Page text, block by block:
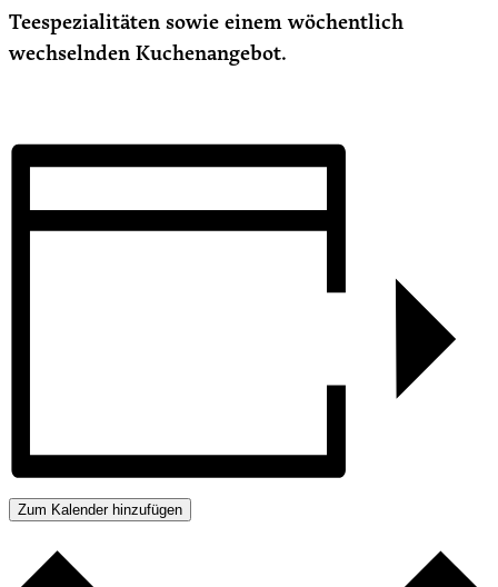
Teespezialitäten sowie einem wöchentlich
wechselnden Kuchenangebot.
Zum Kalender hinzufügen